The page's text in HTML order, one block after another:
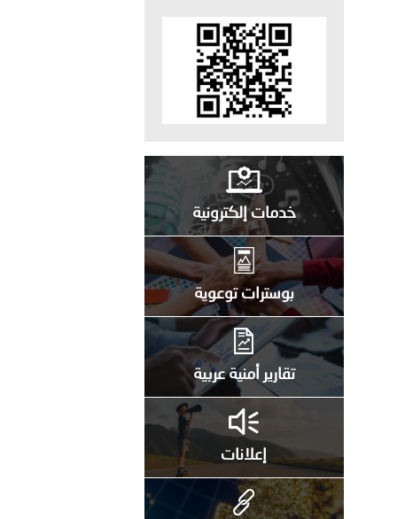
خدمات إلكترونية
بوسترات توعوية
تقارير أمنية عربية
إعلانات